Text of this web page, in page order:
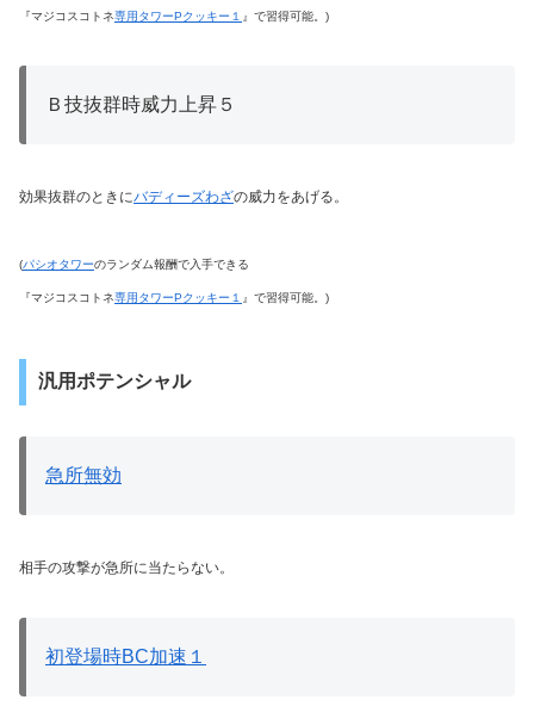
『マジコスコトネ専用タワーPクッキー１ 』で習得可能。)
Ｂ技抜群時威力上昇５
効果抜群のときにバディーズわざの威力をあげる。
(パシオタワーのランダム報酬で入手できる
『マジコスコトネ専用タワーPクッキー１ 』で習得可能。)
汎用ポテンシャル
急所無効
相手の攻撃が急所に当たらない。
初登場時BC加速１